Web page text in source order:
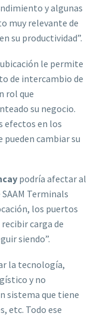
y algunas
muy relevante de
su productividad”.
le permite
de intercambio de
rol que
su negocio.
efectos en los
pueden cambiar su
podría afectar al
Terminals
los puertos
carga de
siendo”.
la tecnología,
y no
sistema que tiene
etc. Todo ese